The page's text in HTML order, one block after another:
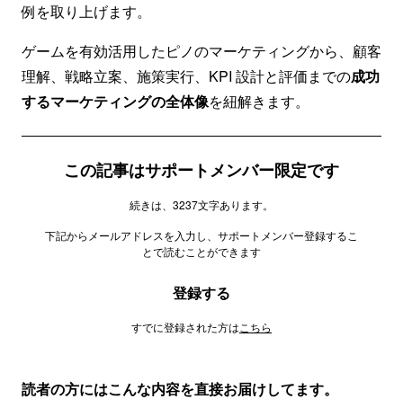
例を取り上げます。
ゲームを有効活用したピノのマーケティングから、顧客
理解、戦略立案、施策実行、KPI 設計と評価までの成功
するマーケティングの全体像を紐解きます。
この記事はサポートメンバー限定です
続きは、3237文字あります。
下記からメールアドレスを入力し、サポートメンバー登録するこ
とで読むことができます
登録する
すでに登録された方は こちら
読者の方にはこんな内容を直接お届けしてます。